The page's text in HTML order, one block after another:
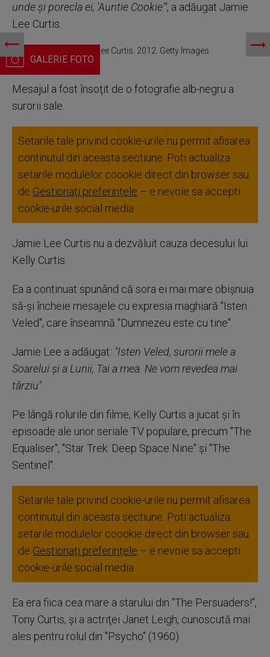
unde şi porecla ei, 'Auntie Cookie'", a adăugat Jamie
Lee Curtis.
Jamie Lee Curtis, Kelly Lee Curtis. 2012. Getty Images
Mesajul a fost însoţit de o fotografie alb-negru a
surorii sale.
Setarile tale privind cookie-urile nu permit afisarea
continutul din aceasta sectiune. Poti actualiza
setarile modulelor coookie direct din browser sau
de Gestionați preferințele – e nevoie sa accepti
cookie-urile social media
Jamie Lee Curtis nu a dezvăluit cauza decesului lui
Kelly Curtis.
Ea a continuat spunând că sora ei mai mare obişnuia
să-şi încheie mesajele cu expresia maghiară "Isten
Veled", care înseamnă "Dumnezeu este cu tine".
Jamie Lee a adăugat: "Isten Veled, surorii mele a
Soarelui şi a Lunii, Tai a mea. Ne vom revedea mai
târziu".
Pe lângă rolurile din filme, Kelly Curtis a jucat şi în
episoade ale unor seriale TV populare, precum "The
Equaliser", "Star Trek: Deep Space Nine" şi "The
Sentinel".
Setarile tale privind cookie-urile nu permit afisarea
continutul din aceasta sectiune. Poti actualiza
setarile modulelor coookie direct din browser sau
de Gestionați preferințele – e nevoie sa accepti
cookie-urile social media
Ea era fiica cea mare a starului din "The Persuaders!",
Tony Curtis, şi a actriţei Janet Leigh, cunoscută mai
ales pentru rolul din "Psycho" (1960).